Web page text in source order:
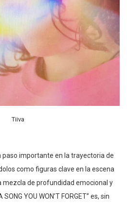
Tiiva
importante en la trayectoria de
como figuras clave en la escena
mezcla de profundidad emocional y
YOU WON’T FORGET” es, sin